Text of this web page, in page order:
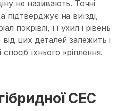
не називають. Точні
підтверджує на виїзді,
покрівлі, її ухил і рівень
від цих деталей залежить і
спосіб їхнього кріплення.
СЕС